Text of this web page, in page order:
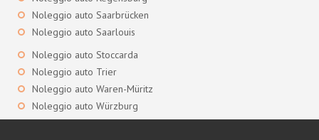
Noleggio auto Saarbrücken
Noleggio auto Saarlouis
Noleggio auto Stoccarda
Noleggio auto Trier
Noleggio auto Waren-Müritz
Noleggio auto Würzburg